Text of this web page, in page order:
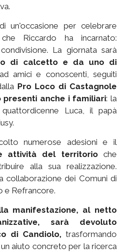
un'occasione per celebrare
Riccardo ha incarnato:
La giornata sarà
di calcetto e da uno di
amici e conoscenti, seguiti
Pro Loco di Castagnole
presenti anche i familiari: la
Luca, il papà
numerose adesioni e il
attività del territorioche
alla sua realizzazione.
collaborazione dei Comuni di
e Refrancore.
manifestazione, al netto
sarà devoluto
di Candiolo, trasformando
aiuto concreto per la ricerca